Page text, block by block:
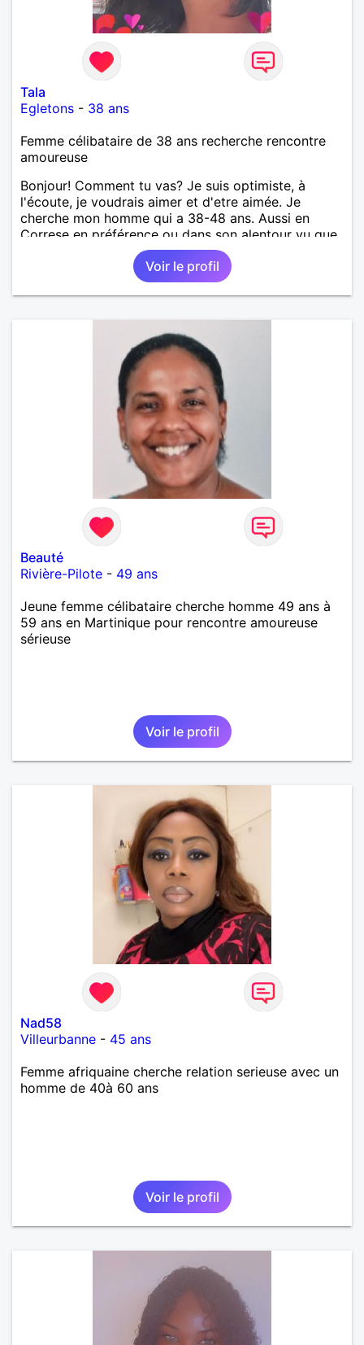
Tala
Egletons - 38 ans
Femme célibataire de 38 ans recherche rencontre
amoureuse
Bonjour! Comment tu vas? Je suis optimiste, à
l'écoute, je voudrais aimer et d'etre aimée. Je
cherche mon homme qui a 38-48 ans. Aussi en
Correse en préférence ou dans son alentour vu que
je travaille en CDI et je ne peux pas souvent
voyager loin. Merci. Bon chance à tout le monde.
Voir le profil
Beauté
Rivière-Pilote - 49 ans
Jeune femme célibataire cherche homme 49 ans à
59 ans en Martinique pour rencontre amoureuse
sérieuse
Voir le profil
Nad58
Villeurbanne - 45 ans
Femme afriquaine cherche relation serieuse avec un
homme de 40à 60 ans
Voir le profil